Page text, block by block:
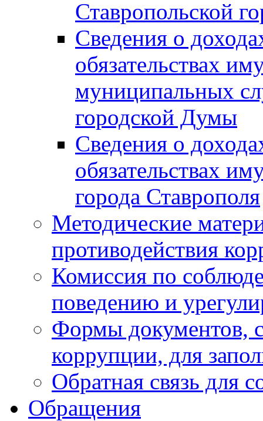
Ставропольской
Сведения о
обязательствах
муниципальных
городской Думы
Сведения о
обязательствах
города Ставрополя
Методические
противодействия
Комиссия по
поведению и
Формы документов,
коррупции, для
Обратная связь для
Обращения